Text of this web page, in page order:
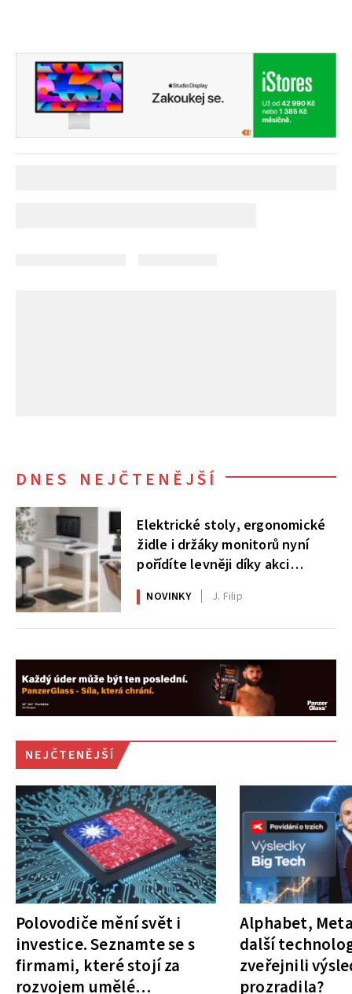
DNES NEJČTENĚJŠÍ
Elektrické stoly, ergonomické
židle i držáky monitorů nyní
pořídíte levněji díky akci
AlzaErgo
NOVINKY J. Filip
NEJČTENĚJŠÍ
Polovodiče mění svět i
investice. Seznamte se s
firmami, které stojí za
rozvojem umělé
Alphabet,
další
zveřejnili
prozradila?